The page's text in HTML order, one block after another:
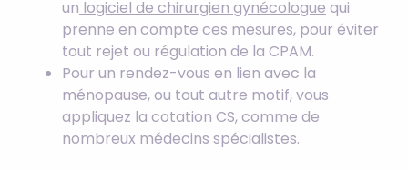
un logiciel de chirurgien gynécologue qui
prenne en compte ces mesures, pour éviter
tout rejet ou régulation de la CPAM.
Pour un rendez-vous en lien avec la
ménopause, ou tout autre motif, vous
appliquez la cotation CS, comme de
nombreux médecins spécialistes.